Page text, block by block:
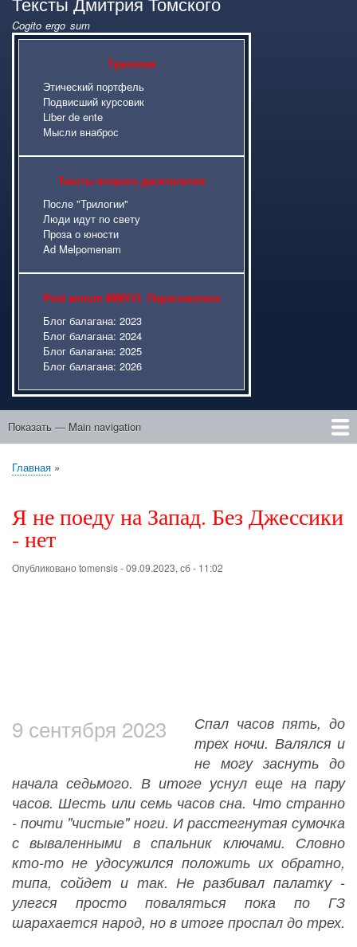
Cogito ergo sum
Трилогия
Этический портфель
Подвисший курсовик
Liber de ente
Мысли внаброс
Тексты второго десятилетия
После "Трилогии"
Люди идут по свету
Проза о юности
Ad Melpomenam
Post annum MMXVI. Парасоматика
Блог балагана: 2023
Блог балагана: 2024
Блог балагана: 2025
Блог балагана: 2026
Main
Показать — Main navigation
Главная
Этический портфель
Подвисший курсовик
Liber de ente
Мысли внаброс
После "Трилогии"
Люди идут по свету
Проза о юности
Парасоматика
К Музе
Строка
Главная
Я не поеду на Запад. Без Джессики
- нет
Опубликовано tomensis-09.09.2023, сб - 11:02
9 сентября 2023
Спал часов пять, до
трех ночи. Валялся и
не могу заснуть до
начала седьмого. В итоге уснул еще на пару
часов. Шесть или семь часов сна. Что странно
- почти "чистые" ноги. И расстегнутая сумочка
с вываленными в спальник ключами. Словно
кто-то не удосужился положить их обратно,
типа, сойдет и так. Не разбивал палатку -
улегся просто поваляться пока по ГЗ
шарахается народ, но в итоге проспал до трех.